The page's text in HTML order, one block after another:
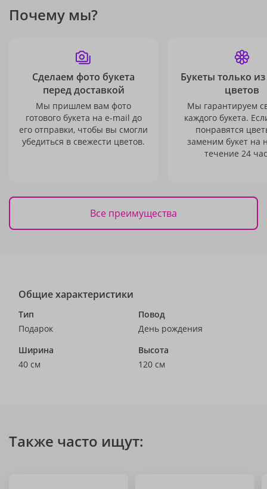
Почему мы?
Сделаем фото букета
перед доставкой
Мы пришлем вам фото
готового букета на e-mail до
его отправки, чтобы вы смогли
убедиться в свежести цветов.
Букеты только
цветов
Мы гарантируем
каждого букета.
понравятся
заменим букет на
течение 24
Все преимущества
Общие характеристики
Тип
Подарок
Повод
День рождения
Ширина
40 см
Высота
120 см
Также часто ищут: